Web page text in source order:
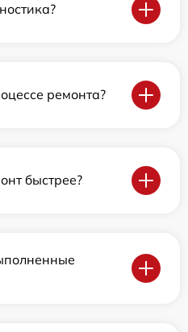
ремонта?
быстрее?